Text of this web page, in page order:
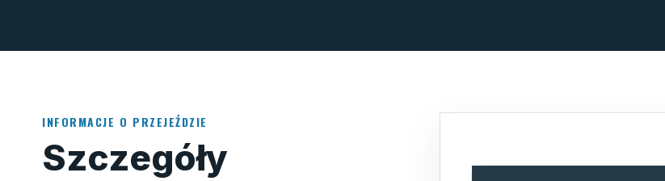
INFORMACJE O PRZEJEŹDZIE
Szczegóły